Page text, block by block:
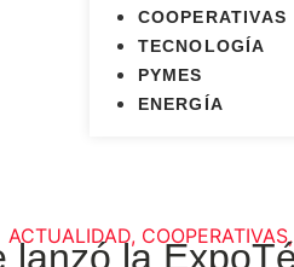
COOPERATIVAS
TECNOLOGÍA
PYMES
ENERGÍA
ACTUALIDAD, COOPERATIVAS,
lanzó la